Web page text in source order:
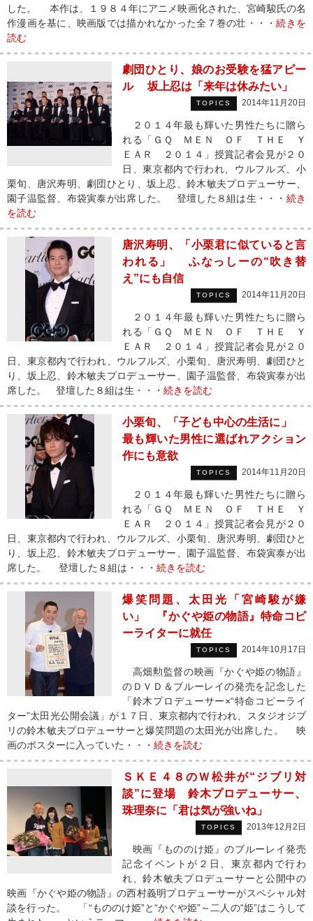
した。 本作は、１９８４年にアニメ映画化された、宮崎駿氏の名
作漫画を基に、映画版では描かれなかった全７巻の壮・・・続きを
読む
劇団ひとり、娘のお受験を猛アピー
ル 坂上忍は「来年は休みたい」
TOPICS 2014年11月20日
２０１４年最も輝いた男性たちに贈ら
れる「ＧＱ ＭＥＮ ＯＦ ＴＨＥ Ｙ
ＥＡＲ ２０１４」授賞記者会見が２０
日、東京都内で行われ、ウルフルズ、小
栗旬、唐沢寿明、劇団ひとり、坂上忍、鈴木敏夫プロデューサー、
園子温監督、布袋寅泰が出席した。 登壇した８組は生・・・ 続き
を読む
唐沢寿明、「小栗君に似ていると言
われる」 ふなっしーの“吹き替
え”にも自信
TOPICS 2014年11月20日
２０１４年最も輝いた男性たちに贈ら
れる「ＧＱ ＭＥＮ ＯＦ ＴＨＥ Ｙ
ＥＡＲ ２０１４」授賞記者会見が２０
日、東京都内で行われ、ウルフルズ、小栗旬、唐沢寿明、劇団ひと
り、坂上忍、鈴木敏夫プロデューサー、園子温監督、布袋寅泰が出
席した。 登壇した８組は生・・・ 続きを読む
小栗旬、「子ども中心の生活に」
最も輝いた男性に選ばれアクション
作にも意欲
TOPICS 2014年11月20日
２０１４年最も輝いた男性たちに贈ら
れる「ＧＱ ＭＥＮ ＯＦ ＴＨＥ Ｙ
ＥＡＲ ２０１４」授賞記者会見が２０
日、東京都内で行われ、ウルフルズ、小栗旬、唐沢寿明、劇団ひと
り、坂上忍、鈴木敏夫プロデューサー、園子温監督、布袋寅泰が出
席した。 登壇した８組は・・・ 続きを読む
爆笑問題、太田光「宮崎駿が嫌
い」 『かぐや姫の物語』特命コピ
ーライターに就任
TOPICS 2014年10月17日
高畑勲監督の映画『かぐや姫の物語』
のＤＶＤ＆ブルーレイの発売を記念した
「鈴木プロデューサー×“特命コピーライ
ター”太田光公開会議」が１７日、東京都内で行われ、スタジオジブ
リの鈴木敏夫プロデューサーと爆笑問題の太田光が出席した。 映
画のポスターに入っていた・・・ 続きを読む
ＳＫＥ４８のＷ松井が“ジブリ対
談”に登場 鈴木プロデューサー、
珠理奈に「君は気が強いね」
TOPICS 2013年12月2日
映画『もののけ姫』のブルーレイ発売
記念イベントが２日、東京都内で行わ
れ、鈴木敏夫プロデューサーと公開中の
映画『かぐや姫の物語』の西村義明プロデューサーがスペシャル対
談を行った。 「“もののけ姫”と“かぐや姫”～二人の“姫”はこうして